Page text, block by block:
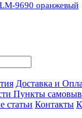
9690 оранжевый
Доставка и
Пункты
статьи Контакты